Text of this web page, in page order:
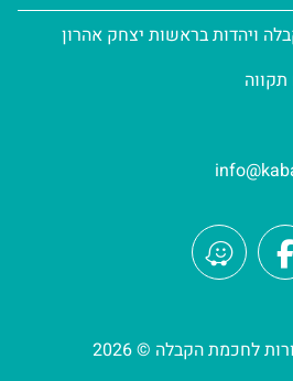
ויהדות בראשות יצחק אהרון
לחכמת הקבלה © 2026